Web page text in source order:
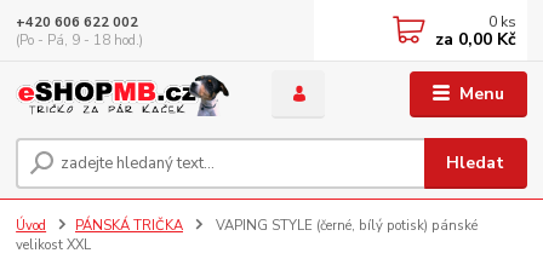
Menu
Hledat
+420 606 622 002
(Po - Pá, 9 - 18 hod.)
0 ks
za 0,00 Kč
Úvod PÁNSKÁ TRIČKA
VAPING STYLE (černé, bílý potisk) pánské
velikost XXL